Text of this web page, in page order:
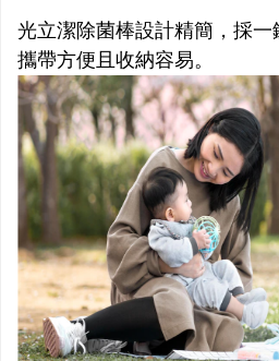
光立潔除菌棒設計精簡，採一
攜帶方便且收納容易。